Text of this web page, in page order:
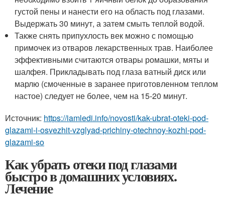
густой пены и нанести его на область под глазами.
Выдержать 30 минут, а затем смыть теплой водой.
Также снять припухлость век можно с помощью
примочек из отваров лекарственных трав. Наиболее
эффективными считаются отвары ромашки, мяты и
шалфея. Прикладывать под глаза ватный диск или
марлю (смоченные в заранее приготовленном теплом
настое) следует не более, чем на 15-20 минут.
Источник: https://iamledi.info/novosti/kak-ubrat-oteki-pod-
glazami-i-osvezhit-vzglyad-prichiny-otechnoy-kozhi-pod-
glazami-so
Как убрать отеки под глазами
быстро в домашних условиях.
Лечение